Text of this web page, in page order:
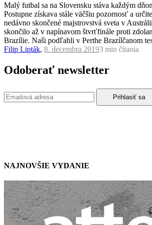
Malý futbal sa na Slovensku stáva každým
Postupne získava stále väčšiu pozornosť a
nedávno skončené majstrovstvá sveta v
skončilo až v napínavom štvrťfinále proti
Brazílie. Naši podľahli v Perthe Brazílčanom
Filip Lipták, 8. decembra 20193 min čítania
Odoberať newsletter
NAJNOVŠIE VYDANIE